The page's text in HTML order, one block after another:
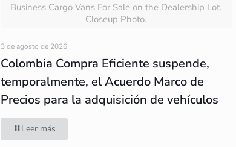
Business Cargo Vans For Sale on the Dealership Lot.
Closeup Photo.
3 de agosto de 2026
Colombia Compra Eficiente suspende,
temporalmente, el Acuerdo Marco de
Precios para la adquisición de vehículos
Leer más